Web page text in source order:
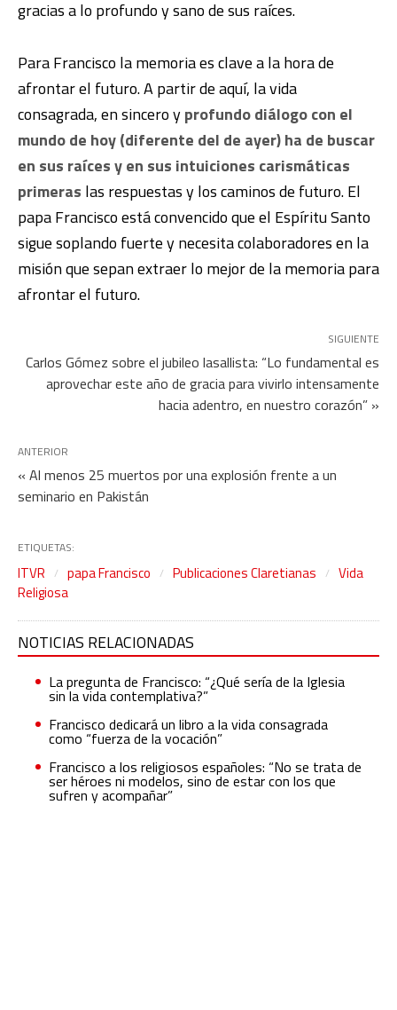
gracias a lo profundo y sano de sus raíces.
Para Francisco la memoria es clave a la hora de
afrontar el futuro. A partir de aquí, la vida
consagrada, en sincero yprofundo diálogo con el
mundo de hoy (diferente del de ayer) ha de buscar
en sus raíces y en sus intuiciones carismáticas
primeras las respuestas y los caminos de futuro. El
papa Francisco está convencido que el Espíritu Santo
sigue soplando fuerte y necesita colaboradores en la
misión que sepan extraer lo mejor de la memoria para
afrontar el futuro.
SIGUIENTE
Carlos Gómez sobre el jubileo lasallista: “Lo fundamental es
aprovechar este año de gracia para vivirlo intensamente
hacia adentro, en nuestro corazón” »
ANTERIOR
« Al menos 25 muertos por una explosión frente a un
seminario en Pakistán
ETIQUETAS:
ITVR papa Francisco Publicaciones Claretianas
Vida
Religiosa
NOTICIAS RELACIONADAS
La pregunta de Francisco: “¿Qué sería de la Iglesia
sin la vida contemplativa?”
Francisco dedicará un libro a la vida consagrada
como “fuerza de la vocación”
Francisco a los religiosos españoles: “No se trata de
ser héroes ni modelos, sino de estar con los que
sufren y acompañar”